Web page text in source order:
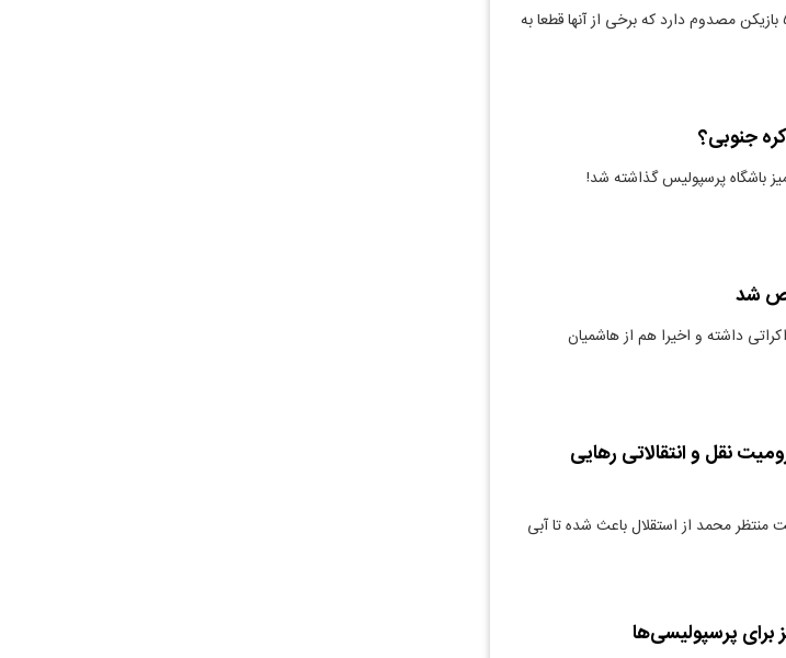
دنیای معدن: پرسپولیس برای بازی با خیبر خرم‌آباد ۵ بازیکن مصدوم دارد که برخی از آنها قطعا به
جنوبی؟
باشگاه پرسپولیس گذاشته شد!
شد
داشته و اخیرا هم از هاشمیان
نقل و انتقالاتی رهایی
محمد از استقلال باعث شده تا آبی
برای پرسپولیسی‌ها